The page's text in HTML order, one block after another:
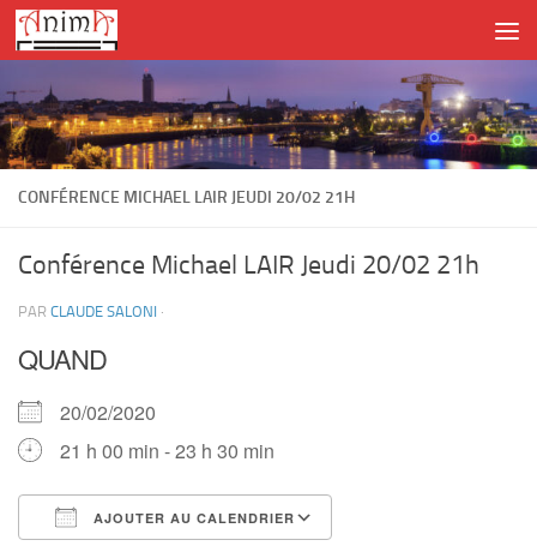
Skip to content
CONFÉRENCE MICHAEL LAIR JEUDI 20/02 21H
Conférence Michael LAIR Jeudi 20/02 21h
PAR CLAUDE SALONI ·
QUAND
20/02/2020
21 h 00 min - 23 h 30 min
AJOUTER AU CALENDRIER